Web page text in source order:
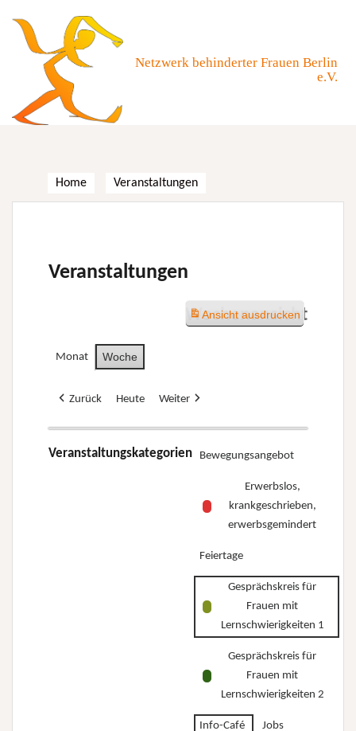
content
Netzwerk behinderter Frauen Berlin
e.V.
Home Veranstaltungen
Veranstaltungen
Wochenansicht
Monat Woche
Zurück Heute Weiter
Veranstaltungskategorien Bewegungsangebot
Erwerbslos,
krankgeschrieben,
erwerbsgemindert
Feiertage
Gesprächskreis für
Frauen mit
Lernschwierigkeiten 1
Gesprächskreis für
Frauen mit
Lernschwierigkeiten 2
Info-Café Jobs
Ansichtausdrucken